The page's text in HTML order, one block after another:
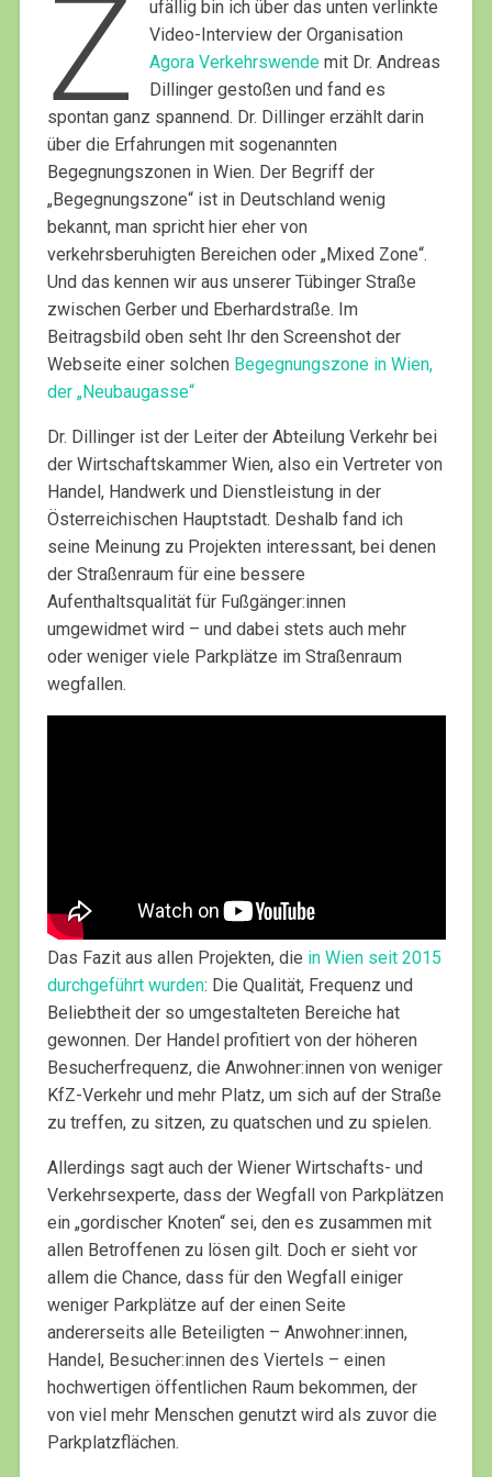
Z
ufällig bin ich über das unten verlinkte
Video-Interview der Organisation
Agora Verkehrswende mit Dr. Andreas
Dillinger gestoßen und fand es
spontan ganz spannend. Dr. Dillinger erzählt darin
über die Erfahrungen mit sogenannten
Begegnungszonen in Wien. Der Begriff der
„Begegnungszone“ ist in Deutschland wenig
bekannt, man spricht hier eher von
verkehrsberuhigten Bereichen oder „Mixed Zone“.
Und das kennen wir aus unserer Tübinger Straße
zwischen Gerber und Eberhardstraße. Im
Beitragsbild oben seht Ihr den Screenshot der
Webseite einer solchen Begegnungszone in Wien,
der „Neubaugasse“
Dr. Dillinger ist der Leiter der Abteilung Verkehr bei
der Wirtschaftskammer Wien, also ein Vertreter von
Handel, Handwerk und Dienstleistung in der
Österreichischen Hauptstadt. Deshalb fand ich
seine Meinung zu Projekten interessant, bei denen
der Straßenraum für eine bessere
Aufenthaltsqualität für Fußgänger:innen
umgewidmet wird – und dabei stets auch mehr
oder weniger viele Parkplätze im Straßenraum
wegfallen.
Das Fazit aus allen Projekten, die in Wien seit 2015
durchgeführt wurden: Die Qualität, Frequenz und
Beliebtheit der so umgestalteten Bereiche hat
gewonnen. Der Handel profitiert von der höheren
Besucherfrequenz, die Anwohner:innen von weniger
KfZ-Verkehr und mehr Platz, um sich auf der Straße
zu treffen, zu sitzen, zu quatschen und zu spielen.
Allerdings sagt auch der Wiener Wirtschafts- und
Verkehrsexperte, dass der Wegfall von Parkplätzen
ein „gordischer Knoten“ sei, den es zusammen mit
allen Betroffenen zu lösen gilt. Doch er sieht vor
allem die Chance, dass für den Wegfall einiger
weniger Parkplätze auf der einen Seite
andererseits alle Beteiligten – Anwohner:innen,
Handel, Besucher:innen des Viertels – einen
hochwertigen öffentlichen Raum bekommen, der
von viel mehr Menschen genutzt wird als zuvor die
Parkplatzflächen.